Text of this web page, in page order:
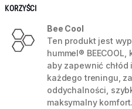
KORZYŚCI
Bee Cool
Ten produkt jest
hummel®
aby zapewnić
każdego treningu,
oddychalności,
maksymalny